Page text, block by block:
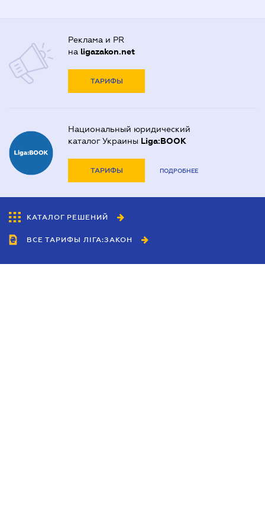
Реклама и PR
на ligazakon.net
ТАРИФЫ
Национальный юридический
каталог Украины Liga:BOOK
ТАРИФЫ ПОДРОБНЕЕ
КАТАЛОГ РЕШЕНИЙ
ВСЕ ТАРИФЫ ЛІГА:ЗАКОН